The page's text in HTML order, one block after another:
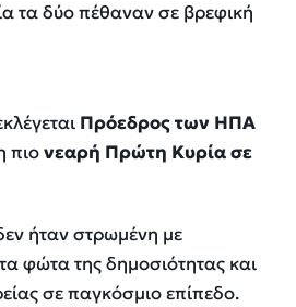
τα δύο πέθαναν σε βρεφική
Πρόεδρος των ΗΠΑ
πιονεαρή Πρώτη Κυρία σε
ήταν στρωμένη με
φώτα της δημοσιότητας και
σε παγκόσμιο επίπεδο.